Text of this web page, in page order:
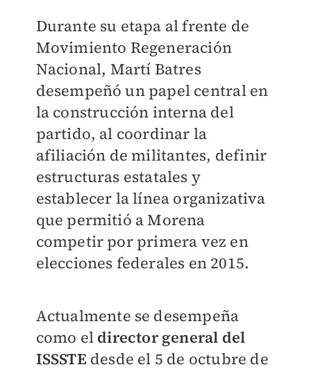
Durante su etapa al frente de
Movimiento Regeneración
Nacional, Martí Batres
desempeñó un papel central en
la construcción interna del
partido, al coordinar la
afiliación de militantes, definir
estructuras estatales y
establecer la línea organizativa
que permitió a Morena
competir por primera vez en
elecciones federales en 2015.
Actualmente se desempeña
como el director general del
ISSSTE desde el 5 de octubre de